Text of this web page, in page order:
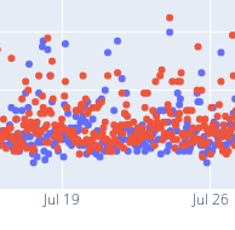
Jul 19 Jul 26